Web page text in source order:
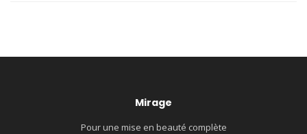
Mirage
Pour une mise en beauté complète